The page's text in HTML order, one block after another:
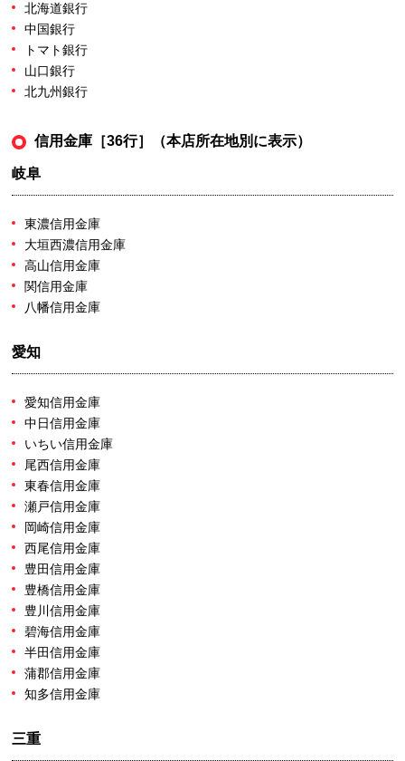
北海道銀行
中国銀行
トマト銀行
山口銀行
北九州銀行
信用金庫［36行］（本店所在地別に表示）
岐阜
東濃信用金庫
大垣西濃信用金庫
高山信用金庫
関信用金庫
八幡信用金庫
愛知
愛知信用金庫
中日信用金庫
いちい信用金庫
尾西信用金庫
東春信用金庫
瀬戸信用金庫
岡崎信用金庫
西尾信用金庫
豊田信用金庫
豊橋信用金庫
豊川信用金庫
碧海信用金庫
半田信用金庫
蒲郡信用金庫
知多信用金庫
三重